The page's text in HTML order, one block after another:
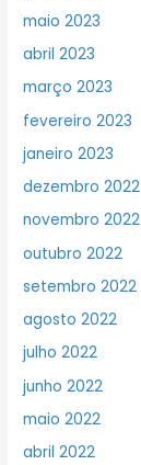
maio 2023
abril 2023
março 2023
fevereiro 2023
janeiro 2023
dezembro 2022
novembro 2022
outubro 2022
setembro 2022
agosto 2022
julho 2022
junho 2022
maio 2022
abril 2022